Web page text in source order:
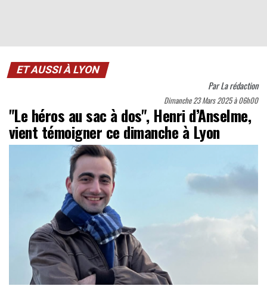
ET AUSSI À LYON
ParLa rédaction
Dimanche 23 Mars 2025 à 06h00
"Le héros au sac à dos", Henri d’Anselme,
vient témoigner ce dimanche à Lyon